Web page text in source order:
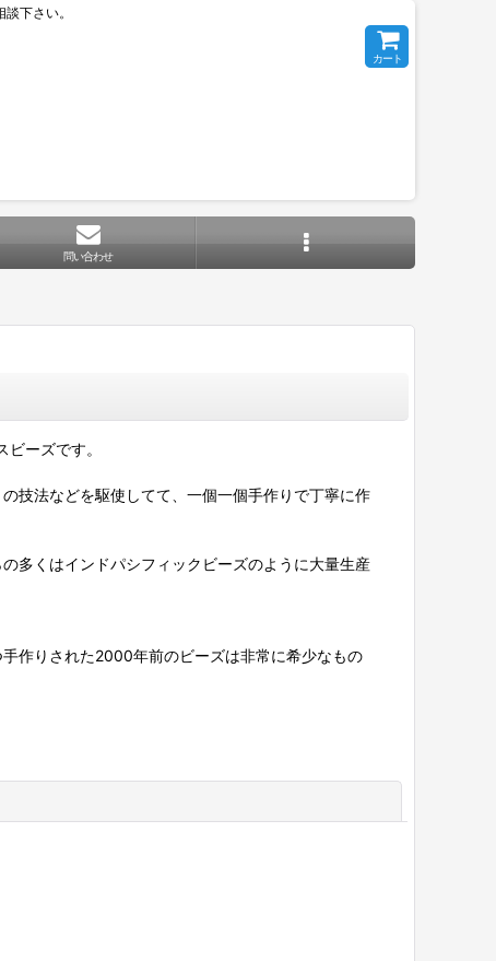
下さい。
カート
問い合わせ
ーズです。
技法などを駆使してて、一個一個手作りで丁寧に作
多くはインドパシフィックビーズのように大量生産
作りされた2000年前のビーズは非常に希少なもの